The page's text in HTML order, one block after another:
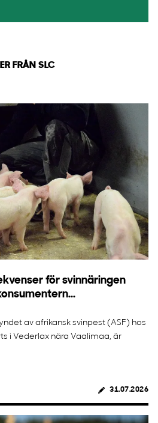
FRÅN SLC
för svinnäringen
av afrikansk svinpest (ASF) hos
i Vederlax nära Vaalimaa, är
31.07.2026